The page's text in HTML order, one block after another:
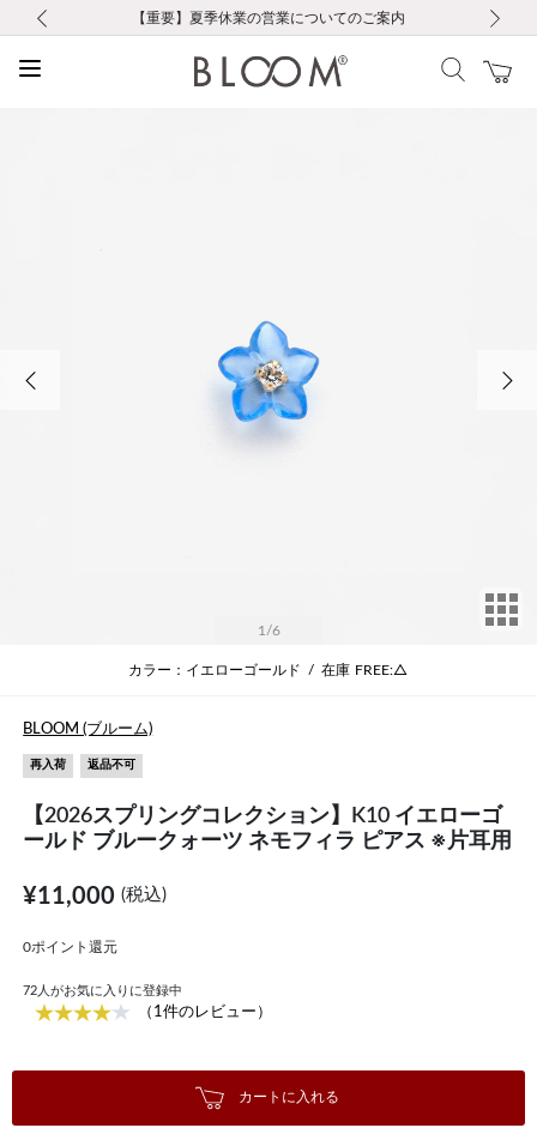
お修理・アフターサービスのご案内
【重要】令和８年熊本地震に伴う集配への影響について
【重要】ギフトラッピング料金改定および仕様変更のお知らせ
【重要】夏季休業の営業についてのご案内
税込5,500円以上で送料無料｜最短24時間以内に発送
新規会員登録で1000ポイントプレゼント！
LINE友だち登録で500円クーポンプレゼント
会員限定！レビュー投稿で100ポイントプレゼント
お修理・アフターサービスのご案内
【重要】令和８年熊本地震に伴う集配への影響について
1 /6
カラー：イエローゴールド / 在庫 FREE:△
BLOOM (ブルーム)
再入荷 返品不可
【2026スプリングコレクション】K10 イエローゴ
ールド ブルークォーツ ネモフィラ ピアス ※片耳用
¥11,000(税込)
0ポイント還元
72 人がお気に入りに登録中
（1件のレビュー）
カートに入れる